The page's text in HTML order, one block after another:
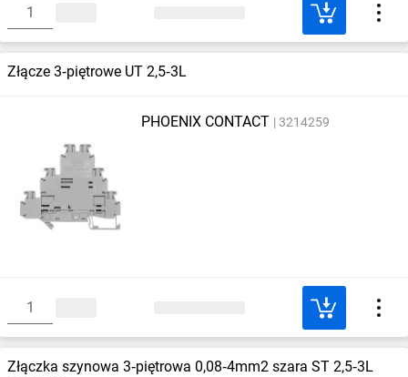
Złącze 3‑piętrowe UT 2,5‑3L
PHOENIX CONTACT 3214259
Złączka szynowa 3‑piętrowa 0,08‑4mm2 szara ST 2,5‑3L